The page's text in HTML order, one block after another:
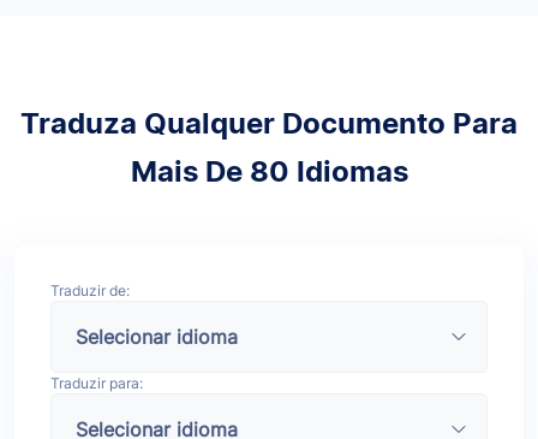
Traduza Qualquer Documento Para
Mais De 80 Idiomas
Traduzir de:
Traduzir para: